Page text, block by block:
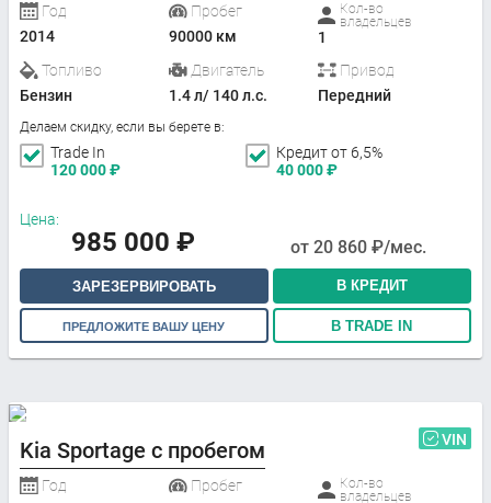
Год
2014
Пробег
90000 км
Кол-во
владельцев
1
Топливо
Бензин
Двигатель
1.4 л/ 140 л.с.
Привод
Передний
Делаем скидку, если вы берете в:
Trade In
120 000₽
Кредит от 6,5%
40 000₽
Цена:
985 000 ₽ от 20 860 ₽/мес.
ЗАРЕЗЕРВИРОВАТЬ В КРЕДИТ
ПРЕДЛОЖИТЕ ВАШУ ЦЕНУ В TRADE IN
Kia Sportage с пробегом VIN
Год
Пробег
Кол-во
владельцев